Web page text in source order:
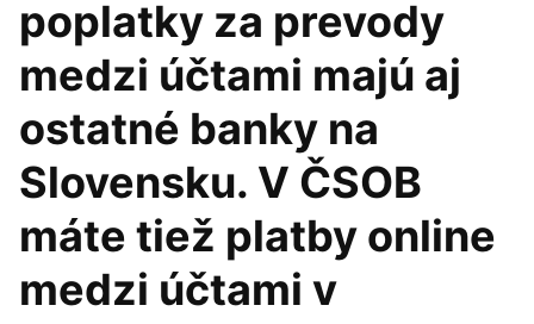
poplatky za prevody
medzi účtami majú aj
ostatné banky na
Slovensku. V ČSOB
máte tiež platby online
medzi účtami v